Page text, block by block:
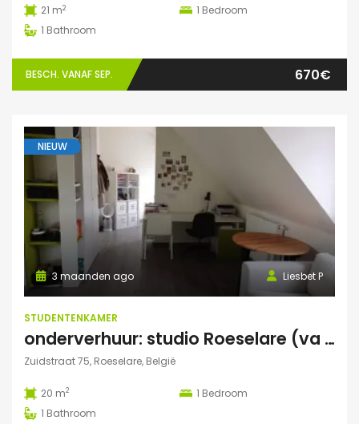
21 m2 1 Bedroom
1 Bathroom
BESCH. VANAF SEP. 670€
NIEUW
Liesbet P
3 maanden ago
STUDENTENKAMER
onderverhuur: studio Roeselare (va 01/02/27)
Zuidstraat 75, Roeselare, België
20 m2 1 Bedroom
1 Bathroom